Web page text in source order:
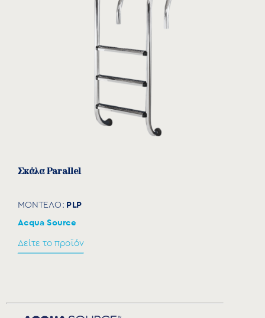
Σκάλα Parallel
ΜΟΝΤΕΛΟ: PLP
Acqua Source
Δείτε το προϊόν